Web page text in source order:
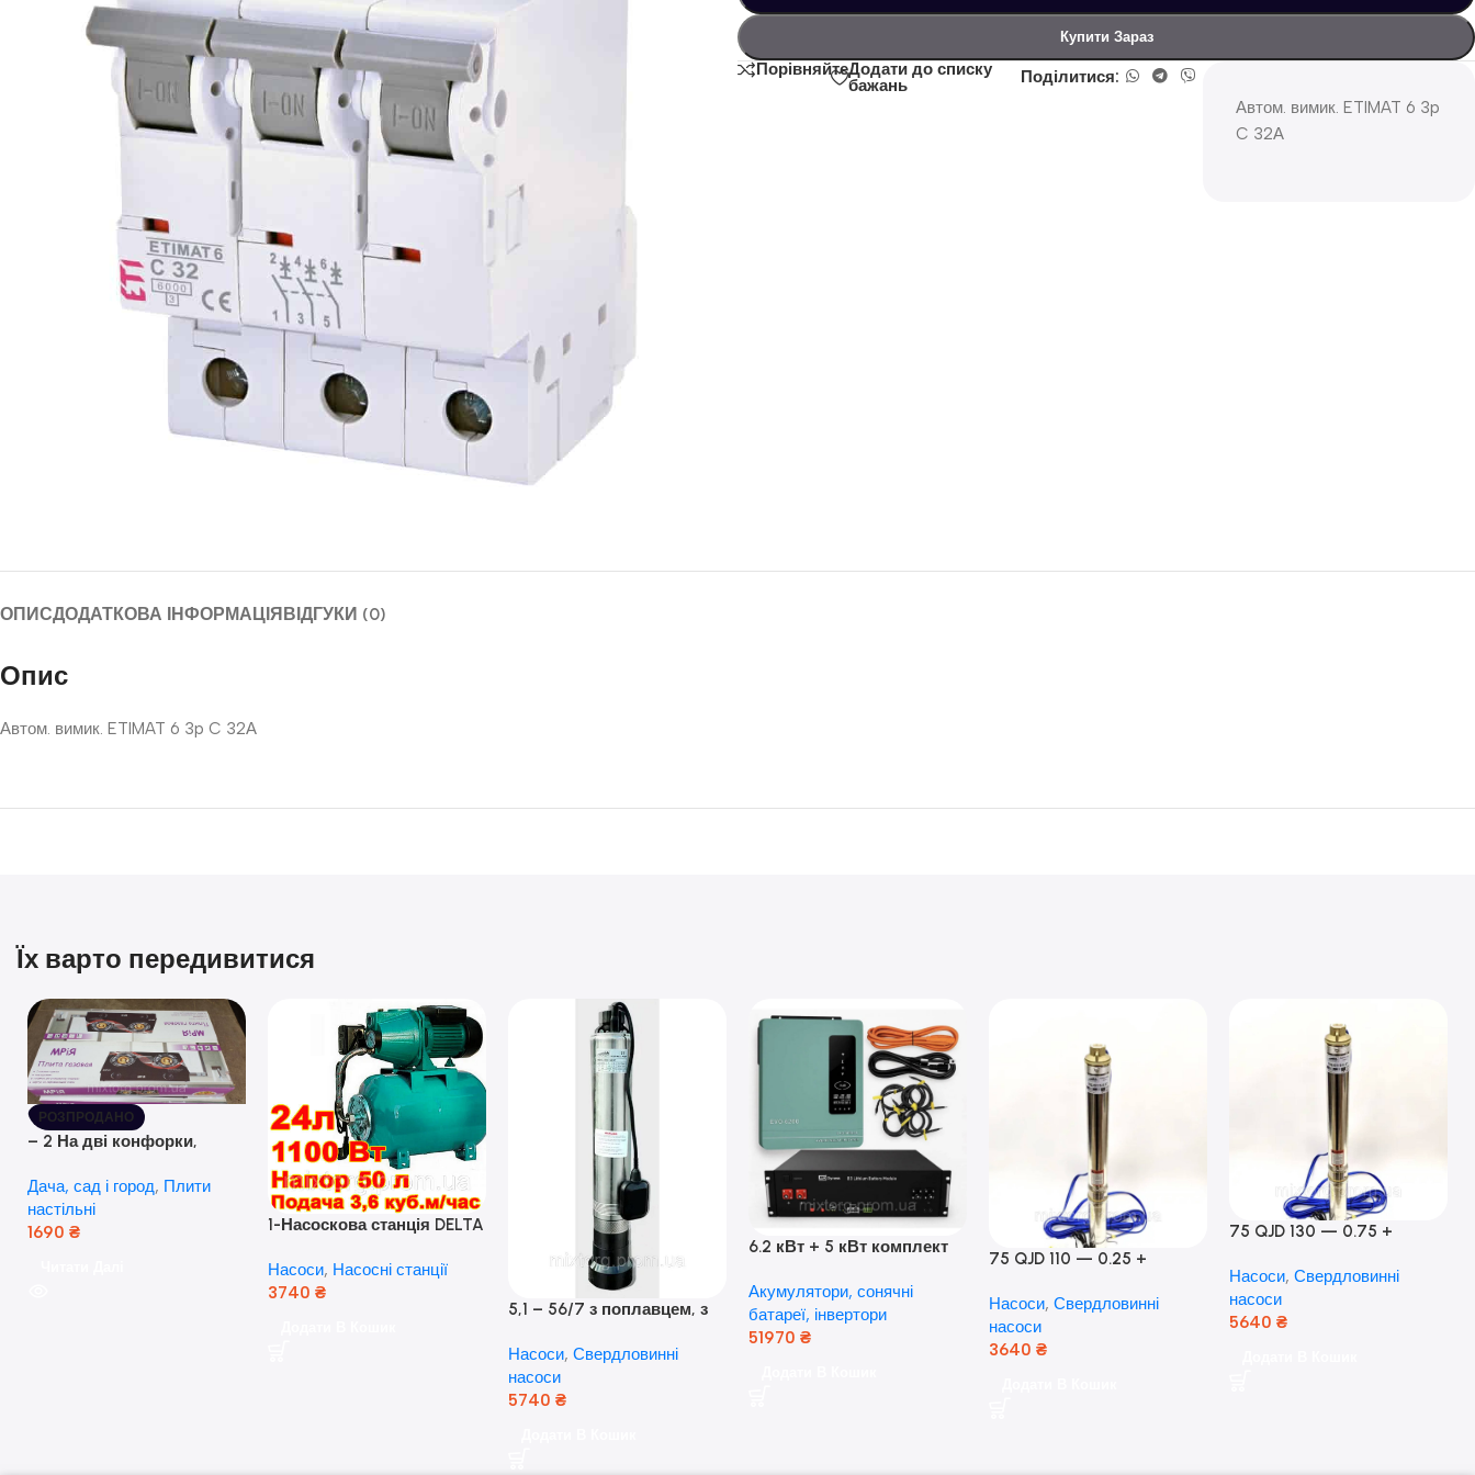
Купити Зараз
ПорівняйтеДодати до списку
бажань
Поділитися:
Автом. вимик. ETIMAT 6 3p
C 32А
ОПИСДОДАТКОВА ІНФОРМАЦІЯВІДГУКИ (0)
Опис
Автом. вимик. ETIMAT 6 3p C 32А
Їх варто передивитися
РОЗПРОДАНО
– 2 На дві конфорки,
розпалюванням.
Дача, сад і город, Плити
настільні
1690 ₴
1-Насоскова станція DELTA
кВт) ( Польща)
Насоси, Насосні станції
3740 ₴
5,1 – 56/7 з поплавцем, з
(оригінал Польща)
Насоси, Свердловинні
насоси
5740 ₴
6.2 кВт + 5 кВт комплект
Гібридний інвертор Anern
та акумулятор Dyness, 50А
Акумулятори, сонячні
батареї, інвертори
51970 ₴
75 QJD 110 — 0.25 +
Мідь!
Насоси, Свердловинні
насоси
3640 ₴
75 QJD 130 — 0.75 +
Насоси, Свердловинні
насоси
5640 ₴